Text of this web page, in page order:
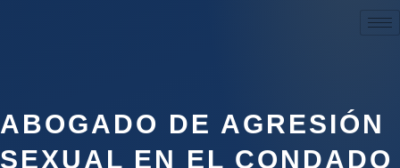
ABOGADO DE AGRESIÓN
SEXUAL EN EL CONDADO